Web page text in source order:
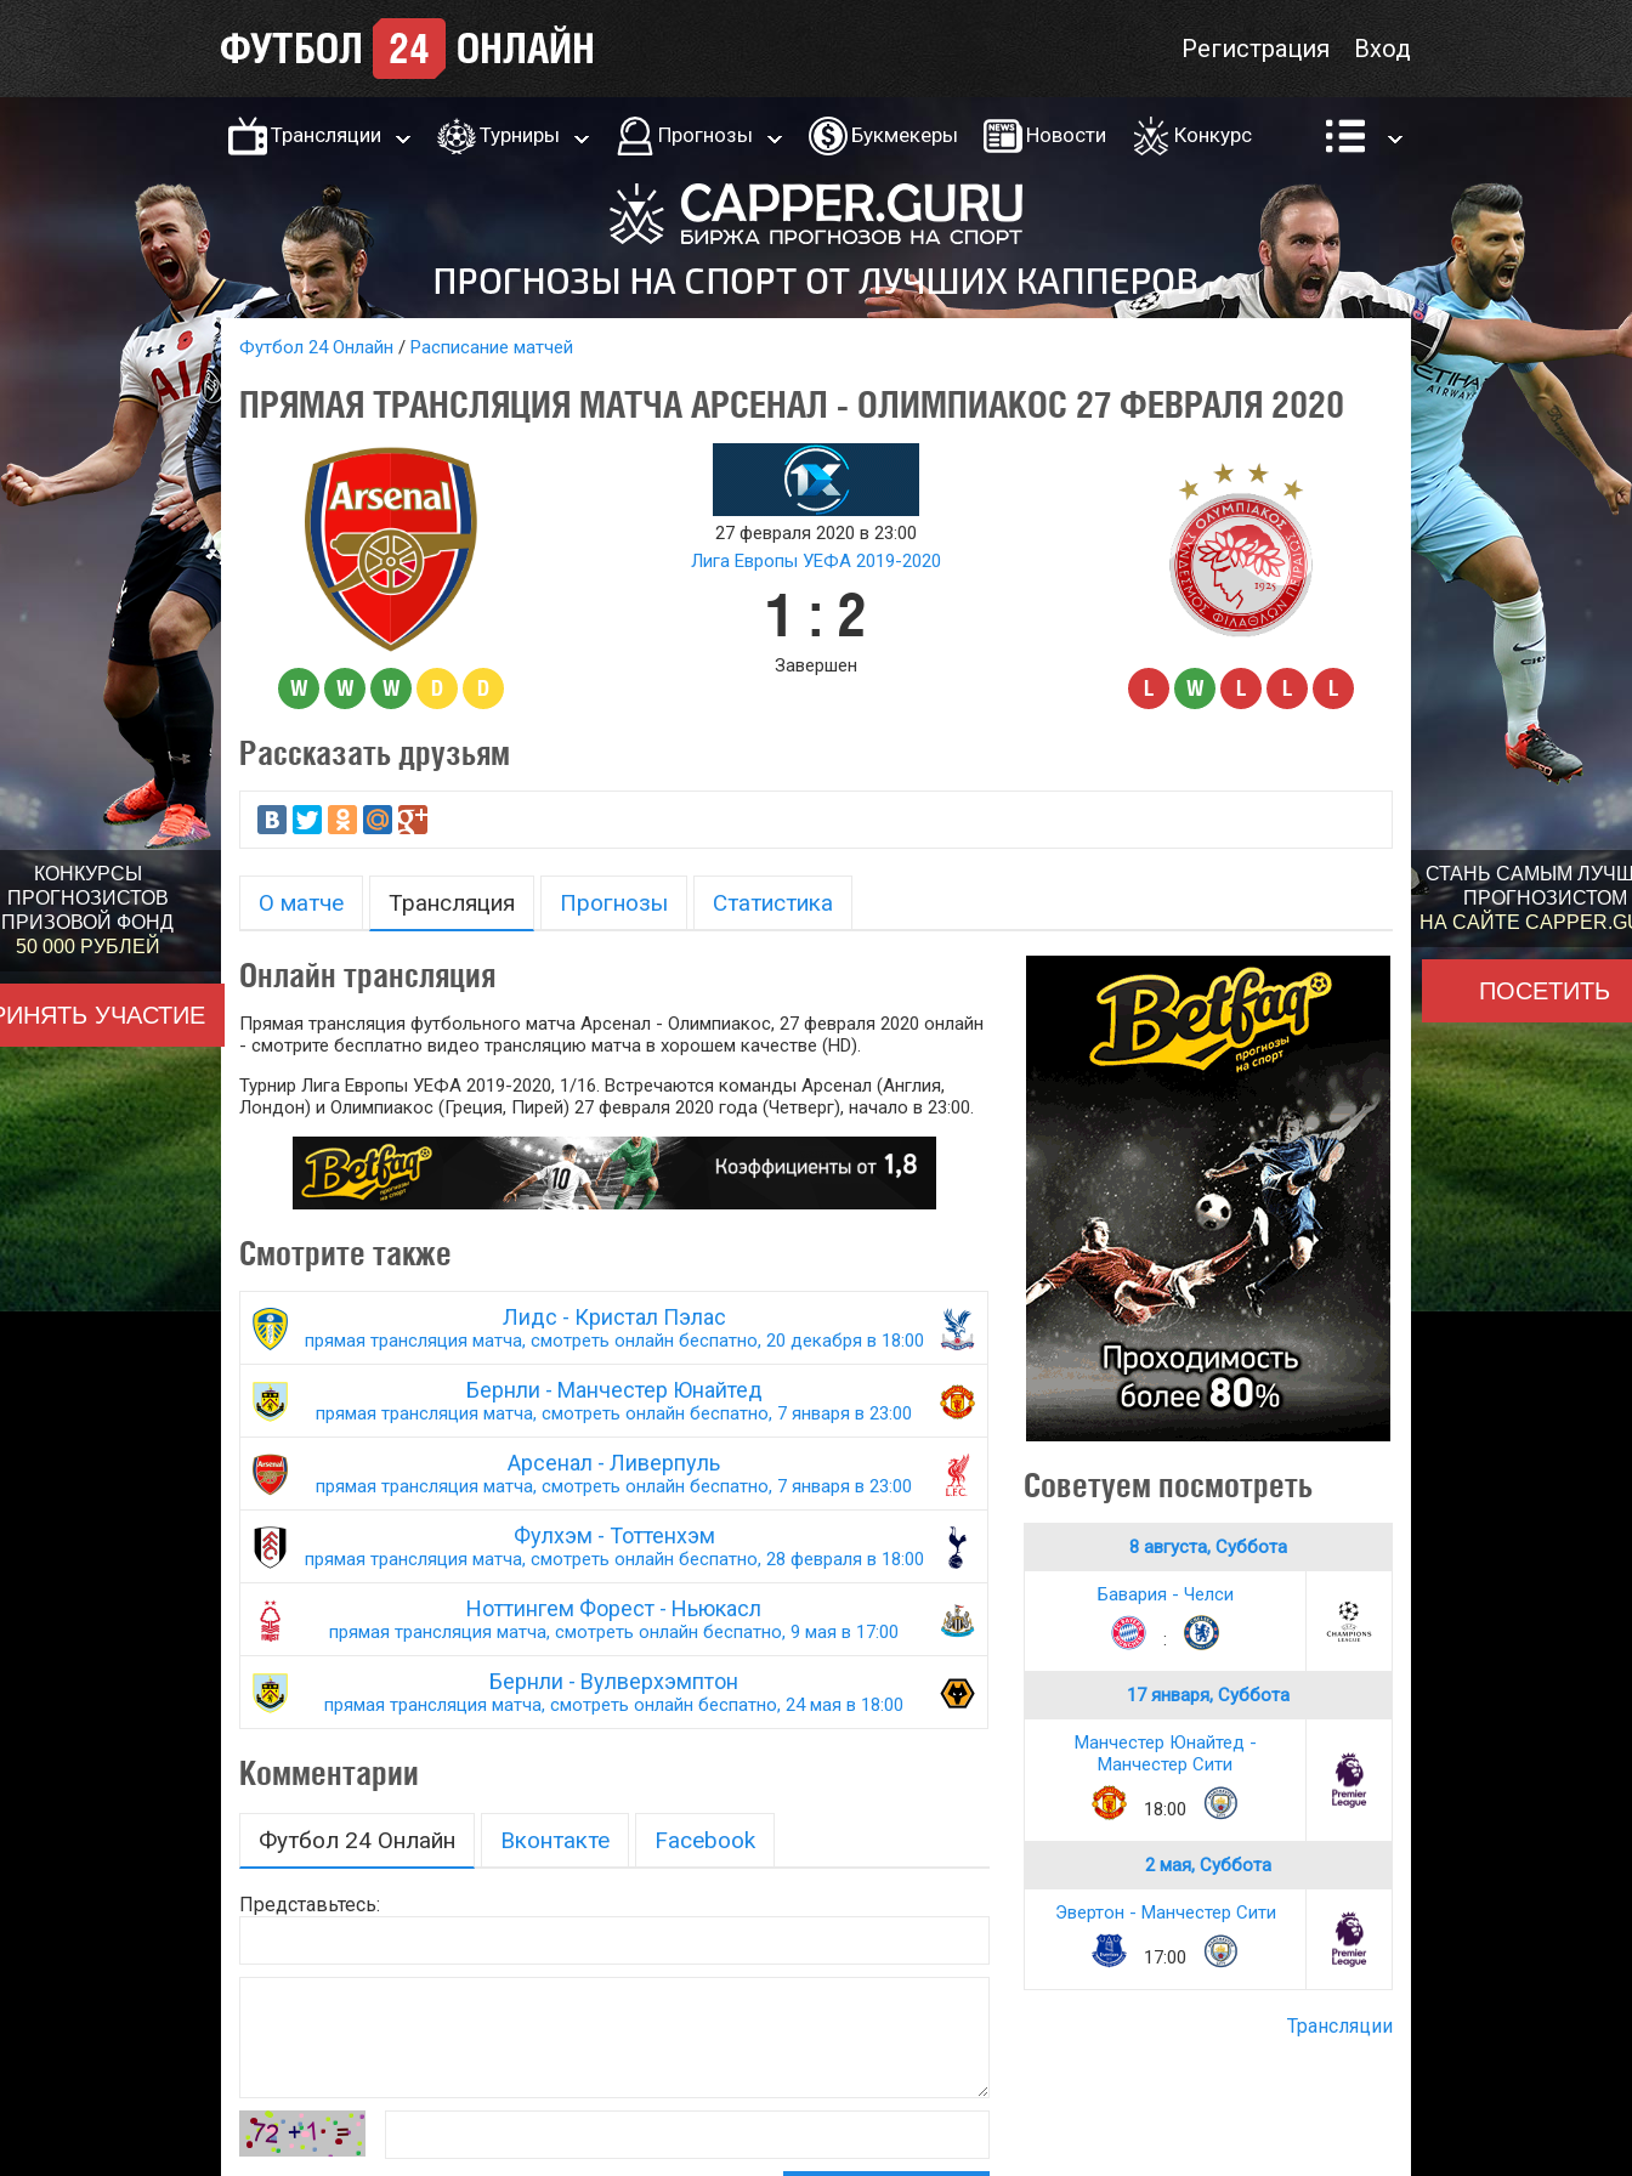
КОНКУРСЫ
ПРОГНОЗИСТОВ
ПРИЗОВОЙ ФОНД
50 000 РУБЛЕЙ
УЧАСТИЕ
СТАНЬ САМЫМ
ПРОГНОЗИСТОМ
НА САЙТЕ
ПОСЕТИТЬ
Вход
Регистрация
Трансляции Турниры Прогнозы Букмекеры Новости Конкурс
Футбол 24 Онлайн Расписание матчей
ПРЯМАЯ ТРАНСЛЯЦИЯ МАТЧА АРСЕНАЛ - ОЛИМПИАКОС 27 ФЕВРАЛЯ 2020
W W W D D
27 февраля 2020 в 23:00
Лига Европы УЕФА 2019-2020
1 : 2
Завершен
L W L L L
Рассказать друзьям
О матче Трансляция Прогнозы Статистика
Онлайн трансляция
Прямая трансляция футбольного матча Арсенал - Олимпиакос, 27 февраля 2020 онлайн
- смотрите бесплатно видео трансляцию матча в хорошем качестве (HD).
Турнир Лига Европы УЕФА 2019-2020, 1/16. Встречаются команды Арсенал (Англия,
Лондон) и Олимпиакос (Греция, Пирей) 27 февраля 2020 года (Четверг), начало в 23:00.
Смотрите также
Лидс - Кристал Пэлас
прямая трансляция матча, смотреть онлайн беспатно, 20 декабря в 18:00
Бернли - Манчестер Юнайтед
прямая трансляция матча, смотреть онлайн беспатно, 7 января в 23:00
Арсенал - Ливерпуль
прямая трансляция матча, смотреть онлайн беспатно, 7 января в 23:00
Фулхэм - Тоттенхэм
прямая трансляция матча, смотреть онлайн беспатно, 28 февраля в 18:00
Ноттингем Форест - Ньюкасл
прямая трансляция матча, смотреть онлайн беспатно, 9 мая в 17:00
Бернли - Вулверхэмптон
прямая трансляция матча, смотреть онлайн беспатно, 24 мая в 18:00
Комментарии
Футбол 24 Онлайн Вконтакте Facebook
Представьтесь:
Советуем посмотреть
8 августа, Суббота
Бавария - Челси
:
17 января, Суббота
Манчестер Юнайтед -
Манчестер Сити
18:00
2 мая, Суббота
Эвертон - Манчестер Сити
17:00
Трансляции